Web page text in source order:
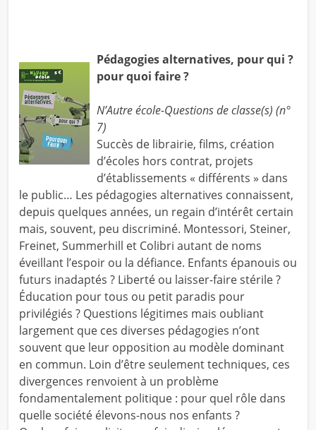
Pédagogies alternatives, pour qui ?
pour quoi faire ?
N’Autre école-Questions de classe(s) (n°
7)
Succès de librairie, films, création
d’éco­les hors contrat, projets
d’établissements « différents » dans
le public… Les pédagogies alter­na­tives connaissent,
depuis quelques années, un regain d’intérêt certain
mais, souvent, peu discriminé. Montessori, Steiner,
Freinet, Summerhill et Colibri autant de noms
éveillant l’espoir ou la défiance. Enfants épanouis ou
futurs inadaptés ? Liberté ou laisser-faire stérile ?
Éducation pour tous ou petit paradis pour
privilégiés ? Questions légitimes mais oubliant
largement que ces diverses pédagogies n’ont
souvent que leur opposition au modèle dominant
en commun. Loin d’être seulement techniques, ces
diver­gences renvoient à un problème
fondamentalement politique : pour quel rôle dans
quelle société élevons-nous nos enfants ?